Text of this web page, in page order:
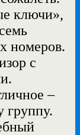
ключи»,
номеров.
с
–
группу.